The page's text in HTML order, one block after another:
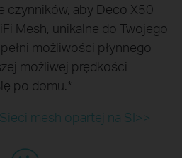
czynników, aby Deco X50
Mesh, unikalne do Twojego
możliwości płynnego
możliwej prędkości
po domu.*
mesh opartej na SI>>